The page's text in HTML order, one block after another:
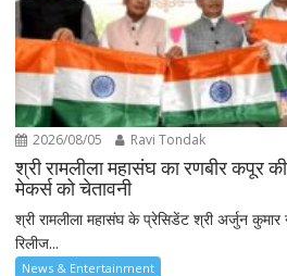
2026/08/05 Ravi Tondak
श्री रामलीला महासंघ का रणबीर कपूर
मेकर्स को चेतावनी
श्री रामलीला महासंघ के प्रेसिडेंट श्री अर्जुन
रिलीज...
News & Entertainment